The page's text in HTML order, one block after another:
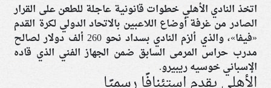
اتخذ النادي الأهلي خطوات قانونية عاجلة للطعن على القرار
الصادر من غرفة أوضاع اللاعبين بالاتحاد الدولي لكرة القدم
«فيفا»، والذي ألزم النادي بسداد نحو 260 ألف دولار لصالح
مدرب حراس المرمى السابق ضمن الجهاز الفني الذي قاده
الإسباني خوسيه ريبيرو.